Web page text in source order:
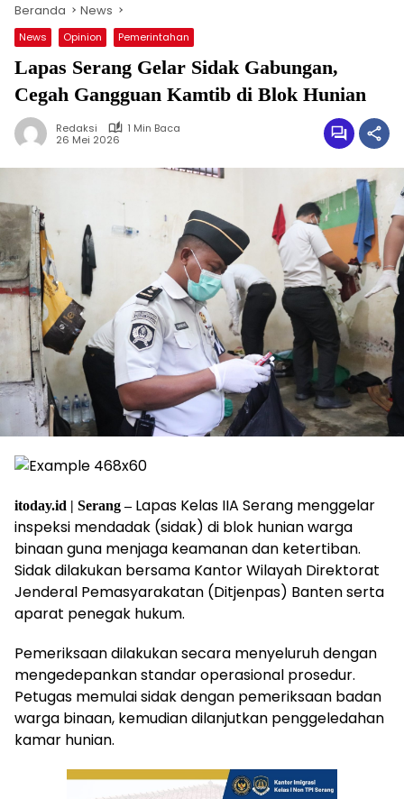
Beranda News
News Opinion Pemerintahan
Lapas Serang Gelar Sidak Gabungan,
Cegah Gangguan Kamtib di Blok Hunian
Redaksi
1 Min Baca
26 Mei 2026
itoday.id | Serang –Lapas Kelas IIA Serang menggelar
inspeksi mendadak (sidak) di blok hunian warga
binaan guna menjaga keamanan dan ketertiban.
Sidak dilakukan bersama Kantor Wilayah Direktorat
Jenderal Pemasyarakatan (Ditjenpas) Banten serta
aparat penegak hukum.
Pemeriksaan dilakukan secara menyeluruh dengan
mengedepankan standar operasional prosedur.
Petugas memulai sidak dengan pemeriksaan badan
warga binaan, kemudian dilanjutkan penggeledahan
kamar hunian.